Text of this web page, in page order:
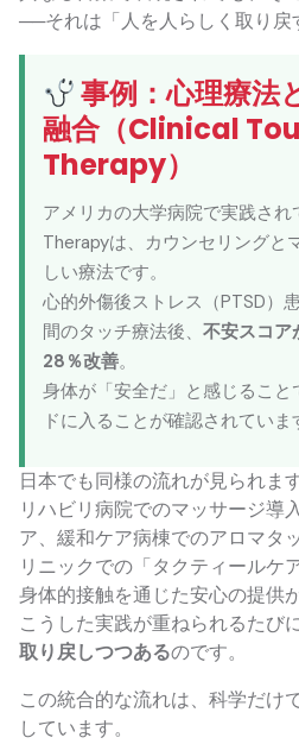
──それは「人を人らしく取り戻
事例：心理療法
融合（Clinical
Therapy）
アメリカの大学病院で実践さ
Therapyは、カウンセリングと
しい療法です。
心的外傷後ストレス（PTSD）
間のタッチ療法後、 不安スコア
28％改善。
身体が「安全だ」と感じるこ
ドに入ることが確認されていま
日本でも同様の流れが見られます
リハビリ病院でのマッサージ導
ア、緩和ケア病棟でのアロマタ
リニックでの「タクティールケ
身体的接触を通じた安心の提供
こうした実践が重ねられるたびに
取り戻しつつあるのです。
この統合的な流れは、科学だけ
しています。